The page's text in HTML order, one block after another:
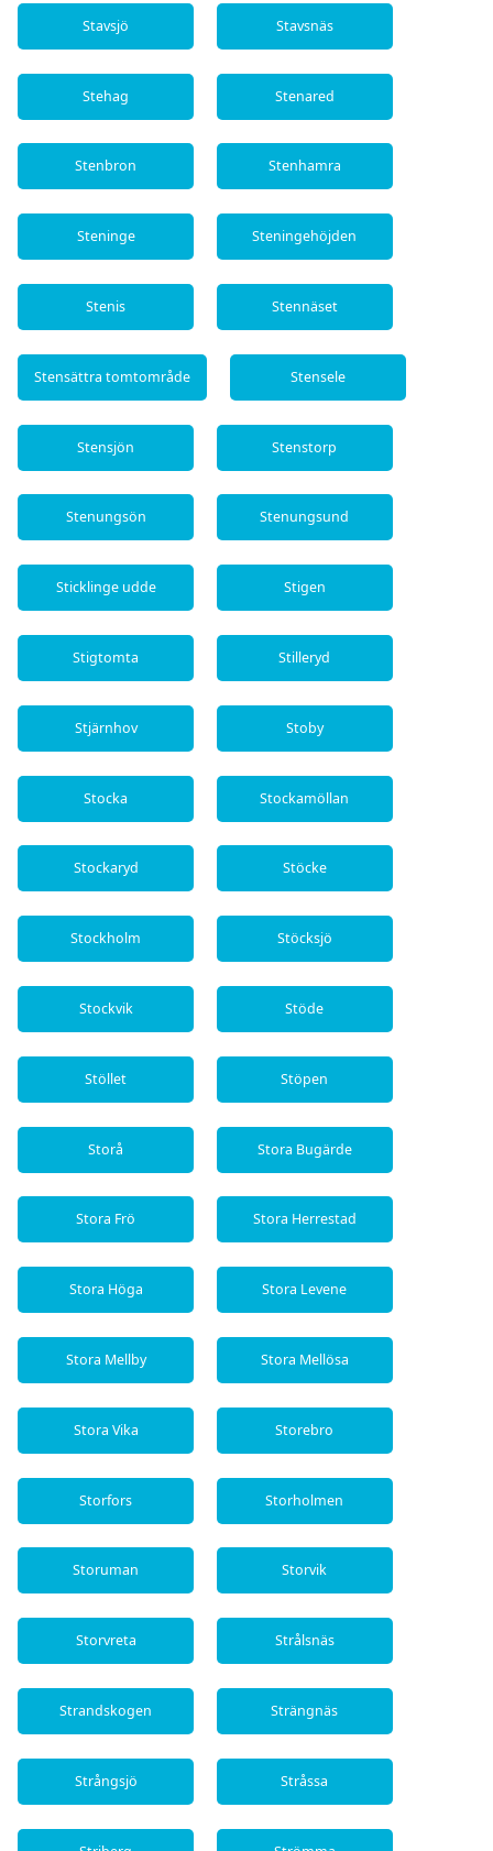
Stavsjö Stavsnäs
Stehag Stenared
Stenbron Stenhamra
Steninge Steningehöjden
Stenis Stennäset
Stensättra tomtområde Stensele
Stensjön Stenstorp
Stenungsön Stenungsund
Sticklinge udde Stigen
Stigtomta Stilleryd
Stjärnhov Stoby
Stocka Stockamöllan
Stockaryd Stöcke
Stockholm Stöcksjö
Stockvik Stöde
Stöllet Stöpen
Storå Stora Bugärde
Stora Frö Stora Herrestad
Stora Höga Stora Levene
Stora Mellby Stora Mellösa
Stora Vika Storebro
Storfors Storholmen
Storuman Storvik
Storvreta Strålsnäs
Strandskogen Strängnäs
Strångsjö Stråssa